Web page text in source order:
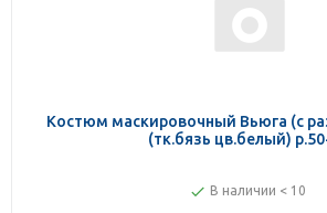
Костюм маскировочный Вьюга (с
(тк.бязь цв.белый)
В наличии < 10